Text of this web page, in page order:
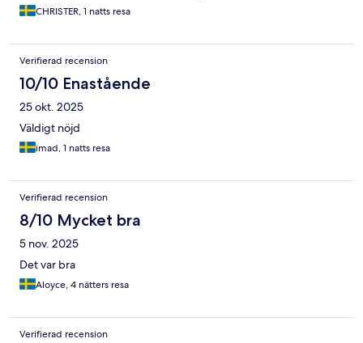
CHRISTER, 1 natts resa
Verifierad recension
10/10 Enastående
25 okt. 2025
Väldigt nöjd
imad, 1 natts resa
Verifierad recension
8/10 Mycket bra
5 nov. 2025
Det var bra
Aloyce, 4 nätters resa
Verifierad recension